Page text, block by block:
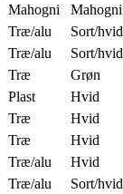
Mahogni
Mahogni
Træ/alu
Sort/hvid
Træ/alu
Sort/hvid
Træ
Grøn
Plast
Hvid
Træ
Hvid
Træ
Hvid
Træ/alu
Hvid
Træ/alu
Sort/hvid